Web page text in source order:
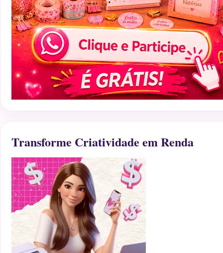
Transforme Criatividade em Renda